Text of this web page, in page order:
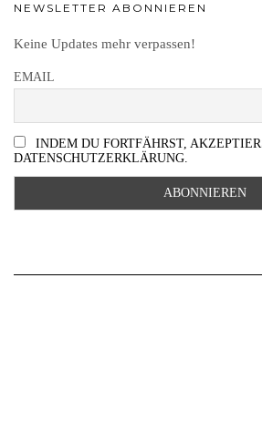
NEWSLETTER ABONNIEREN
Keine Updates mehr verpassen!
EMAIL
INDEM DU FORTFÄHRST,
DATENSCHUTZERKLÄRUNG.